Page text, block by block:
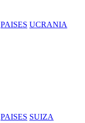
PAISES UCRANIA
PAISES SUIZA